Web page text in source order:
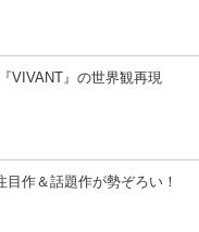
VIVANT』の世界観再現
作＆話題作が勢ぞろい！